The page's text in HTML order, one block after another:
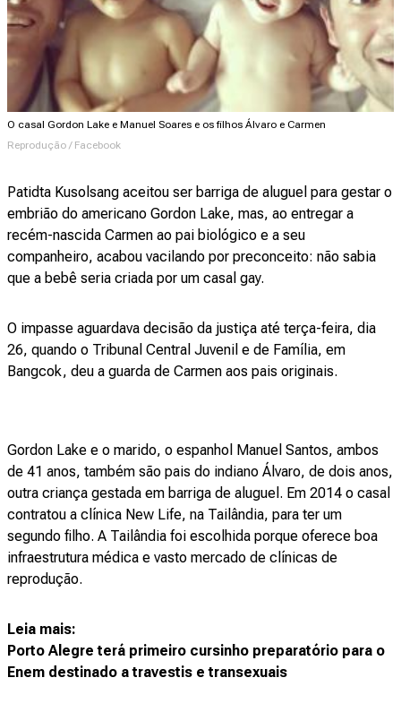
O casal Gordon Lake e Manuel Soares e os filhos Álvaro e Carmen
Reprodução / Facebook
Patidta Kusolsang aceitou ser barriga de aluguel para gestar o
embrião do americano Gordon Lake, mas, ao entregar a
recém-nascida Carmen ao pai biológico e a seu
companheiro, acabou vacilando por preconceito: não sabia
que a bebê seria criada por um casal gay.
O impasse aguardava decisão da justiça até terça-feira, dia
26, quando o Tribunal Central Juvenil e de Família, em
Bangcok, deu a guarda de Carmen aos pais originais.
Gordon Lake e o marido, o espanhol Manuel Santos, ambos
de 41 anos, também são pais do indiano Álvaro, de dois anos,
outra criança gestada em barriga de aluguel. Em 2014 o casal
contratou a clínica New Life, na Tailândia, para ter um
segundo filho. A Tailândia foi escolhida porque oferece boa
infraestrutura médica e vasto mercado de clínicas de
reprodução.
Leia mais:
Porto Alegre terá primeiro cursinho preparatório para o
Enem destinado a travestis e transexuais